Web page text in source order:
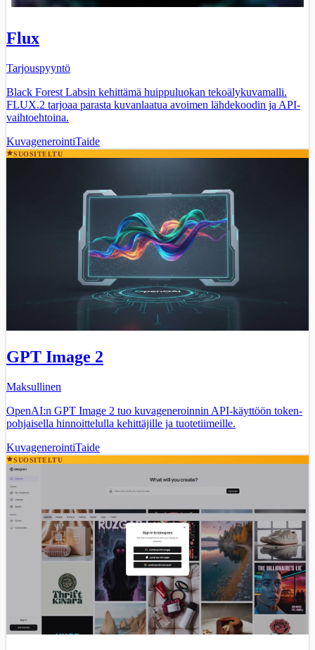
Flux
Tarjouspyyntö
Black Forest Labsin kehittämä huippuluokan tekoälykuvamalli.
FLUX.2 tarjoaa parasta kuvanlaatua avoimen lähdekoodin ja API-
vaihtoehtoina.
KuvagenerointiTaide
SUOSITELTU
GPT Image 2
Maksullinen
OpenAI:n GPT Image 2 tuo kuvageneroinnin API-käyttöön token-
pohjaisella hinnoittelulla kehittäjille ja tuotetiimeille.
KuvagenerointiTaide
SUOSITELTU